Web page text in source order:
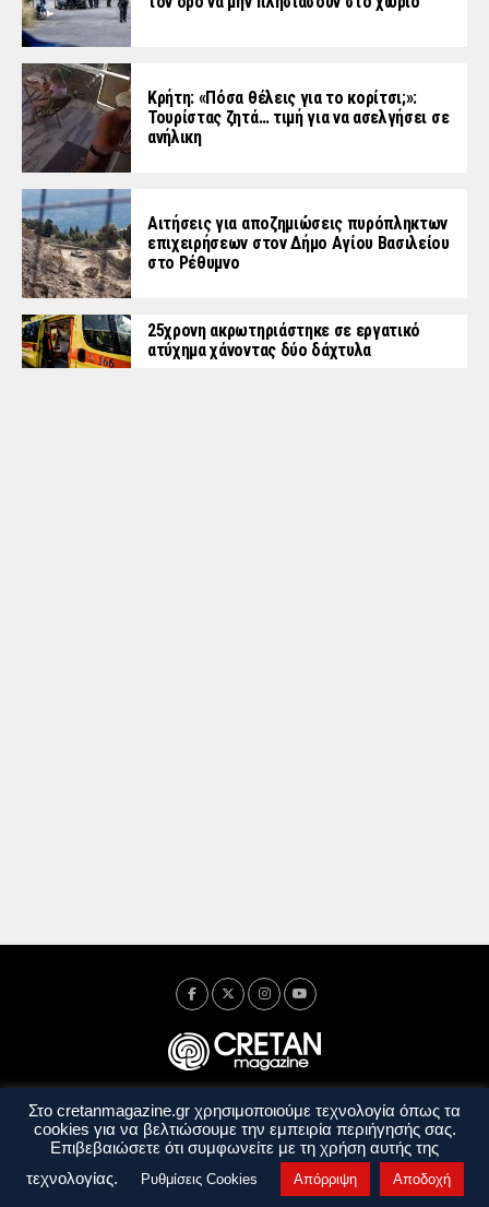
Κρήτη: «Πόσα θέλεις για το κορίτσι;»:
Τουρίστας ζητά… τιμή για να ασελγήσει σε
ανήλικη
Αιτήσεις για αποζημιώσεις πυρόπληκτων
επιχειρήσεων στον Δήμο Αγίου Βασιλείου
στο Ρέθυμνο
25χρονη ακρωτηριάστηκε σε εργατικό
ατύχημα χάνοντας δύο δάχτυλα
Ταυτότητα Πολιτική Απορρήτου
Όροι Χρήσης
Όροι και Προϋποθέσεις
Copyright © 2014 - 2026 Cretanmagazine. All rights reserved. byj. bitsakakis
Στο cretanmagazine.gr χρησιμοποιούμε τεχνολογία όπως τα
cookies για να βελτιώσουμε την εμπειρία περιήγησής σας.
Επιβεβαιώσετε ότι συμφωνείτε με τη χρήση αυτής της
τεχνολογίας.
Ρυθμίσεις Cookies Απόρριψη Αποδοχή